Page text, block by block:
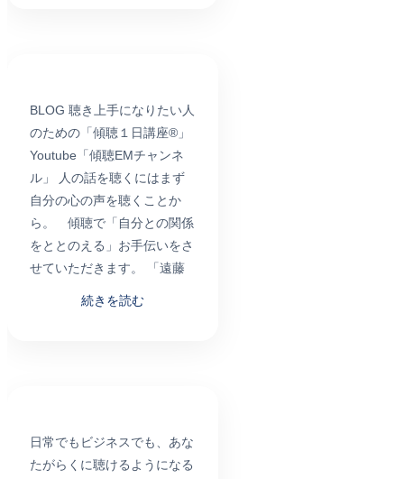
BLOG 聴き上手になりたい人
のための「傾聴１日講座®」
Youtube「傾聴EMチャンネ
ル」 人の話を聴くにはまず
自分の心の声を聴くことか
ら。 傾聴で「自分との関係
をととのえる」お手伝いをさ
せていただきます。 「遠藤
続きを読む
日常でもビジネスでも、あな
たがらくに聴けるようになる